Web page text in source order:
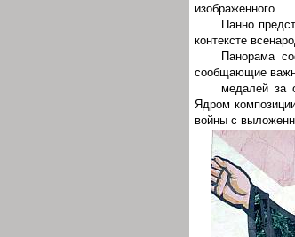
изображенного.
Панно
контексте
Панорама
сообщающие
медалей за
Ядром
войны с